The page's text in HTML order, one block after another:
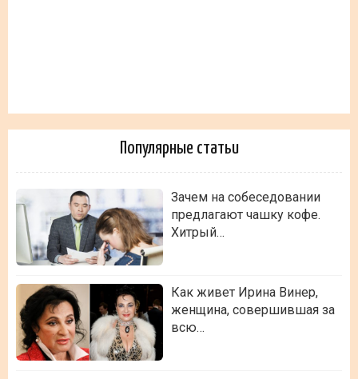
Популярные статьи
Зачем на собеседовании
предлагают чашку кофе.
Хитрый…
Как живет Ирина Винер,
женщина, совершившая за
всю…